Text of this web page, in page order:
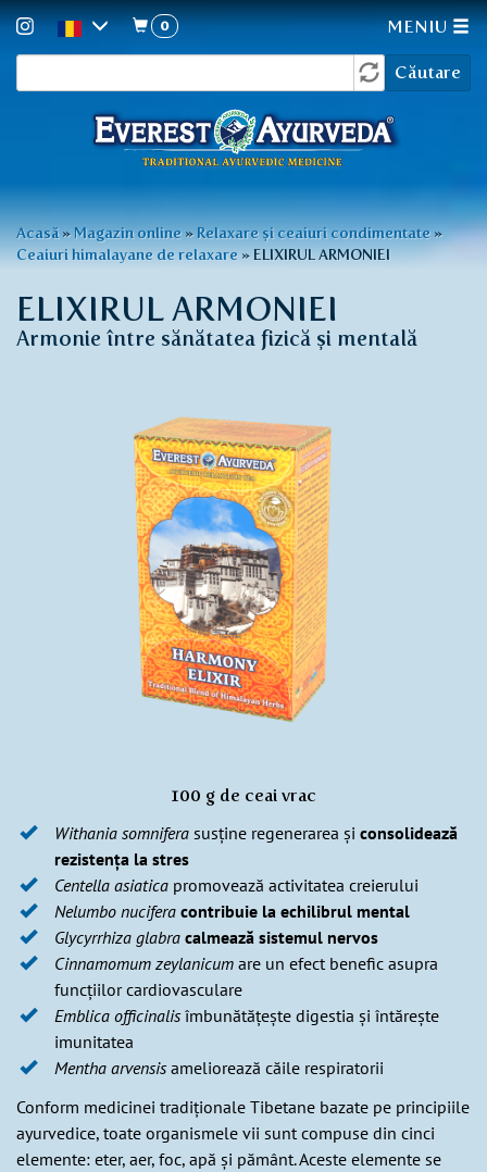
de
căutare
Căutare
0 MENIU
Eşti
aici
Acasă » Magazin online » Relaxare și ceaiuri condimentate »
Ceaiuri himalayane de relaxare »ELIXIRUL ARMONIEI
ELIXIRUL ARMONIEI
Armonie între sănătatea fizică și mentală
100 g de ceai vrac
Withania somnifera susține regenerarea și consolidează
rezistența la stres
Centella asiatica promovează activitatea creierului
Nelumbo nucifera contribuie la echilibrul mental
Glycyrrhiza glabra calmează sistemul nervos
Cinnamomum zeylanicum are un efect benefic asupra
funcțiilor cardiovasculare
Emblica officinalis îmbunătățește digestia și întărește
imunitatea
Mentha arvensis ameliorează căile respiratorii
Conform medicinei tradiționale Tibetane bazate pe principiile
ayurvedice, toate organismele vii sunt compuse din cinci
elemente: eter, aer, foc, apă și pământ. Aceste elemente se